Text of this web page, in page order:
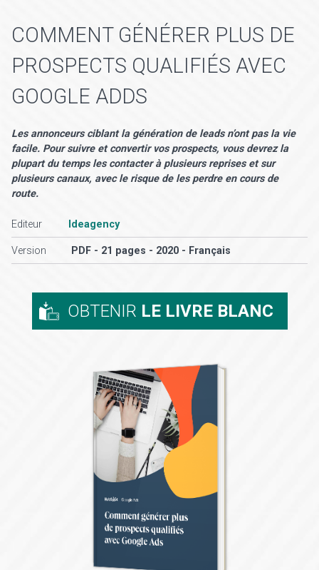
COMMENT GÉNÉRER PLUS DE
PROSPECTS QUALIFIÉS AVEC
GOOGLE ADDS
Les annonceurs ciblant la génération de leads n’ont pas la vie
facile. Pour suivre et convertir vos prospects, vous devrez la
plupart du temps les contacter à plusieurs reprises et sur
plusieurs canaux, avec le risque de les perdre en cours de
route.
Editeur Ideagency
Version PDF - 21 pages - 2020 - Français
OBTENIR LE LIVRE BLANC